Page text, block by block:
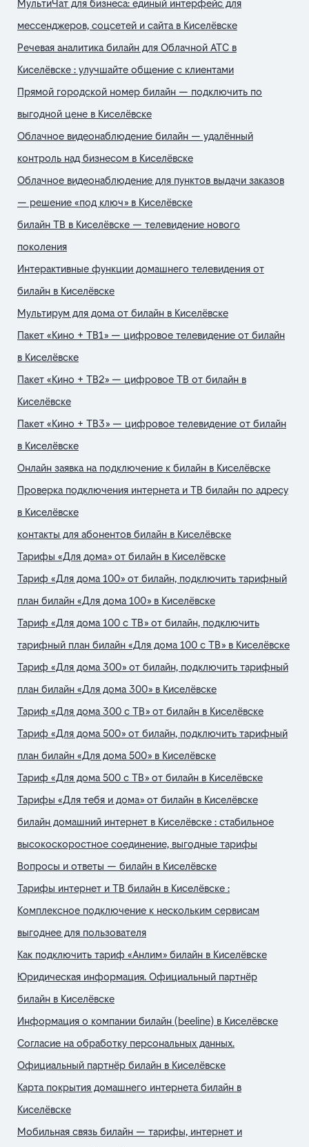
МультиЧат для бизнеса: единый интерфейс для
мессенджеров, соцсетей и сайта в Киселёвске
Речевая аналитика билайн для Облачной АТС в
Киселёвске : улучшайте общение с клиентами
Прямой городской номер билайн — подключить по
выгодной цене в Киселёвске
Облачное видеонаблюдение билайн — удалённый
контроль над бизнесом в Киселёвске
Облачное видеонаблюдение для пунктов выдачи заказов
— решение «под ключ» в Киселёвске
билайн ТВ в Киселёвске — телевидение нового
поколения
Интерактивные функции домашнего телевидения от
билайн в Киселёвске
Мультирум для дома от билайн в Киселёвске
Пакет «Кино + ТВ1» — цифровое телевидение от билайн
в Киселёвске
Пакет «Кино + ТВ2» — цифровое ТВ от билайн в
Киселёвске
Пакет «Кино + ТВ3» — цифровое телевидение от билайн
в Киселёвске
Онлайн заявка на подключение к билайн в Киселёвске
Проверка подключения интернета и ТВ билайн по адресу
в Киселёвске
контакты для абонентов билайн в Киселёвске
Тарифы «Для дома» от билайн в Киселёвске
Тариф «Для дома 100» от билайн, подключить тарифный
план билайн «Для дома 100» в Киселёвске
Тариф «Для дома 100 с ТВ» от билайн, подключить
тарифный план билайн «Для дома 100 с ТВ» в Киселёвске
Тариф «Для дома 300» от билайн, подключить тарифный
план билайн «Для дома 300» в Киселёвске
Тариф «Для дома 300 с ТВ» от билайн в Киселёвске
Тариф «Для дома 500» от билайн, подключить тарифный
план билайн «Для дома 500» в Киселёвске
Тариф «Для дома 500 с ТВ» от билайн в Киселёвске
Тарифы «Для тебя и дома» от билайн в Киселёвске
билайн домашний интернет в Киселёвске : стабильное
высокоскоростное соединение, выгодные тарифы
Вопросы и ответы — билайн в Киселёвске
Тарифы интернет и ТВ билайн в Киселёвске :
Комплексное подключение к нескольким сервисам
выгоднее для пользователя
Как подключить тариф «Анлим» билайн в Киселёвске
Юридическая информация. Официальный партнёр
билайн в Киселёвске
Информация о компании билайн (beeline) в Киселёвске
Согласие на обработку персональных данных.
Официальный партнёр билайн в Киселёвске
Карта покрытия домашнего интернета билайн в
Киселёвске
Мобильная связь билайн — тарифы, интернет и